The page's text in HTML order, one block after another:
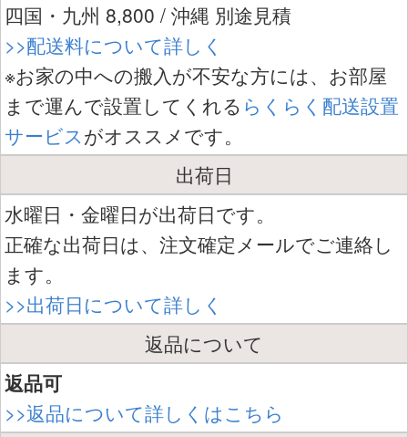
四国・九州 8,800 / 沖縄 別途見積
>>配送料について詳しく
※お家の中への搬入が不安な方には、お部屋
まで運んで設置してくれる らくらく配送設置
サービスがオススメです。
出荷日
水曜日・金曜日が出荷日です。
正確な出荷日は、注文確定メールでご連絡し
ます。
>>出荷日について詳しく
返品について
返品可
>>返品について詳しくはこちら